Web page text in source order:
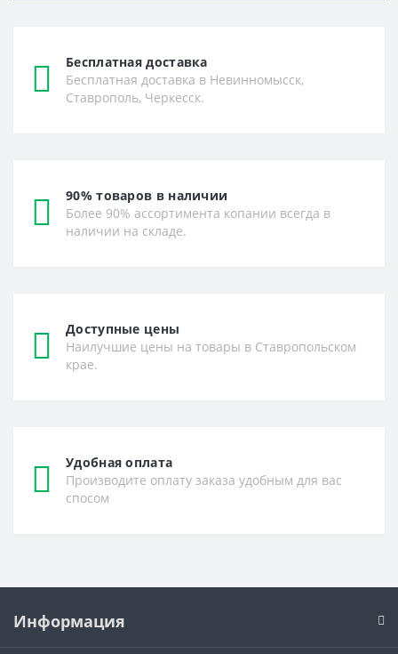
Бесплатная доставка
Бесплатная доставка в Невинномысск,
Ставрополь, Черкесск.
90% товаров в наличии
Более 90% ассортимента копании всегда в
наличии на складе.
Доступные цены
Наилучшие цены на товары в Ставропольском
крае.
Удобная оплата
Производите оплату заказа удобным для вас
спосом
Информация